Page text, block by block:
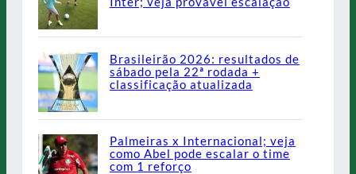
Brasileirão 2026: resultados de
sábado pela 22ª rodada +
classificação atualizada
Palmeiras x Internacional; veja
como Abel pode escalar o time
com 1 reforço